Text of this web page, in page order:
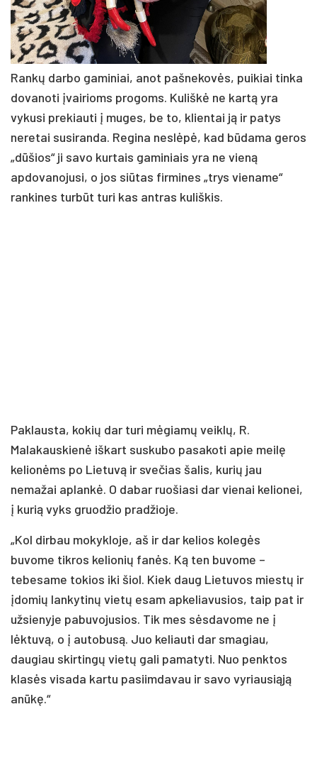
Rankų darbo gaminiai, anot pašnekovės, puikiai tinka
dovanoti įvairioms progoms. Kuliškė ne kartą yra
vykusi prekiauti į muges, be to, klientai ją ir patys
neretai susiranda. Regina neslėpė, kad būdama geros
„dūšios“ ji savo kurtais gaminiais yra ne vieną
apdovanojusi, o jos siūtas firmines „trys viename“
rankines turbūt turi kas antras kuliškis.
Paklausta, kokių dar turi mėgiamų veiklų, R.
Malakauskienė iškart suskubo pasakoti apie meilę
kelionėms po Lietuvą ir svečias šalis, kurių jau
nemažai aplankė. O dabar ruošiasi dar vienai kelionei,
į kurią vyks gruodžio pradžioje.
„Kol dirbau mokykloje, aš ir dar kelios kolegės
buvome tikros kelionių fanės. Ką ten buvome –
tebesame tokios iki šiol. Kiek daug Lietuvos miestų ir
įdomių lankytinų vietų esam apkeliavusios, taip pat ir
užsienyje pabuvojusios. Tik mes sėsdavome ne į
lėktuvą, o į autobusą. Juo keliauti dar smagiau,
daugiau skirtingų vietų gali pamatyti. Nuo penktos
klasės visada kartu pasiimdavau ir savo vyriausiąją
anūkę.“